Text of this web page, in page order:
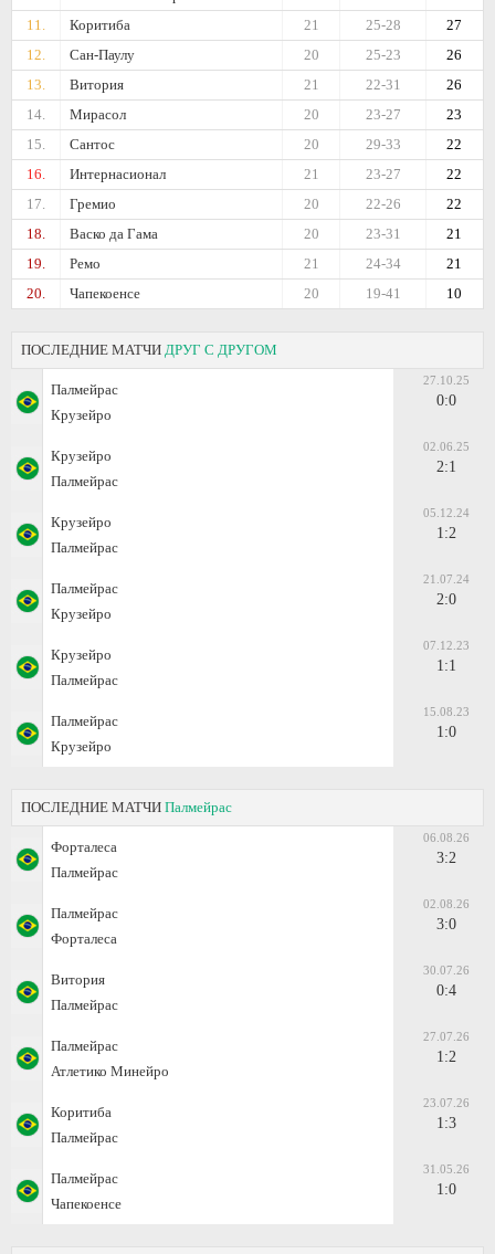
11.
Коритиба 27
25-28
21
12.
Сан-Паулу 26
25-23
20
13.
Витория 26
22-31
21
14.
Мирасол 23
23-27
20
15.
Сантос 22
29-33
20
16.
Интернасионал 22
23-27
21
17.
Гремио 22
22-26
20
18.
Васко да Гама 21
23-31
20
19.
Ремо 21
24-34
21
20.
Чапекоенсе 10
19-41
20
ПОСЛЕДНИЕ МАТЧИ ДРУГ С ДРУГОМ
Палмейрас
Крузейро
27.10.25
0:0
Крузейро
Палмейрас
02.06.25
2:1
Крузейро
Палмейрас
05.12.24
1:2
Палмейрас
Крузейро
21.07.24
2:0
Крузейро
Палмейрас
07.12.23
1:1
Палмейрас
Крузейро
15.08.23
1:0
ПОСЛЕДНИЕ МАТЧИ Палмейрас
Форталеса
Палмейрас
06.08.26
3:2
Палмейрас
Форталеса
02.08.26
3:0
Витория
Палмейрас
30.07.26
0:4
Палмейрас
Атлетико Минейро
27.07.26
1:2
Коритиба
Палмейрас
23.07.26
1:3
Палмейрас
Чапекоенсе
31.05.26
1:0